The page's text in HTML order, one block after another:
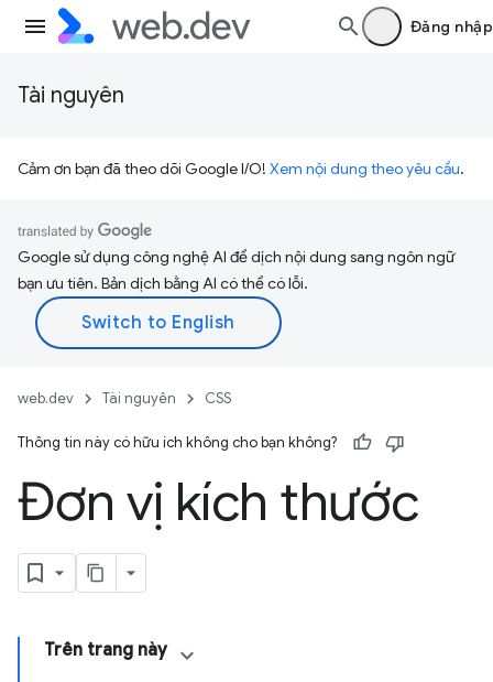
Đăng nhập
Tài nguyên
Cảm ơn bạn đã theo dõi Google I/O! Xem nội dung theo yêu cầu.
Google sử dụng công nghệ AI để dịch nội dung sang ngôn ngữ
bạn ưu tiên. Bản dịch bằng AI có thể có lỗi.
web.dev Tài nguyên CSS
Thông tin này có hữu ích không cho bạn không?
Đơn vị kích thước
Trên trang này